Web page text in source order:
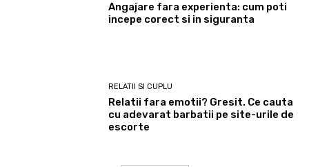
Angajare fara experienta: cum poti
incepe corect si in siguranta
RELATII SI CUPLU
Relatii fara emotii? Gresit. Ce cauta
cu adevarat barbatii pe site-urile de
escorte